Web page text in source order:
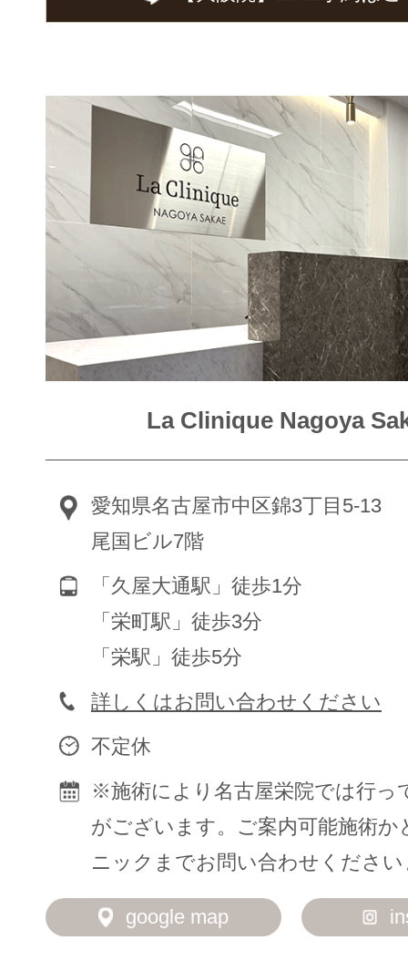
La Clinique Nagoya
愛知県名古屋市中区錦3丁目5-13
尾国ビル7階
「久屋大通駅」徒歩1分
「栄町駅」徒歩3分
「栄駅」徒歩5分
詳しくはお問い合わせください
不定休
※施術により名古屋栄院では行っ
がございます。ご案内可能施術か
ニックまでお問い合わせくださ
google map